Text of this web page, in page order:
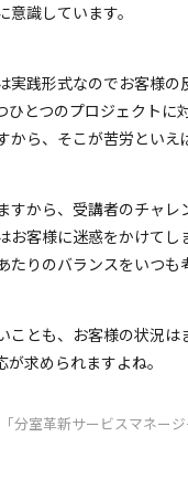
識しています。
実践形式なのでお客様の
ひとつのプロジェクトに
から、そこが苦労といえ
すから、受講者のチャレ
お客様に迷惑をかけてし
たりのバランスをいつも
ことも、お客様の状況は
求められますよね。
分室革新サービスマネー